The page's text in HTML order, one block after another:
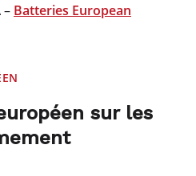
– Batteries European
sur les